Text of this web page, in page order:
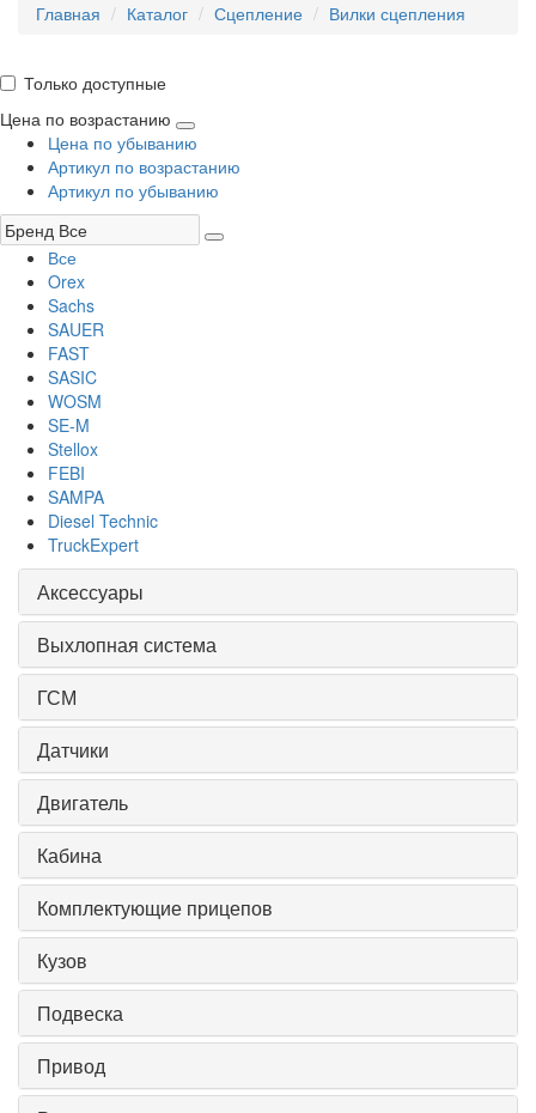
Главная Каталог Сцепление Вилки сцепления
Только доступные
Цена по возрастанию
Цена по убыванию
Артикул по возрастанию
Артикул по убыванию
Все
Orex
Sachs
SAUER
FAST
SASIC
WOSM
SE-M
Stellox
FEBI
SAMPA
Diesel Technic
TruckExpert
Аксессуары
Выхлопная система
ГСМ
Датчики
Двигатель
Кабина
Комплектующие прицепов
Кузов
Подвеска
Привод